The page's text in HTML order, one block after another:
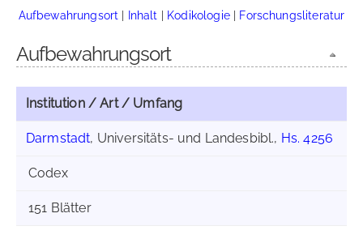
Aufbewahrungsort | Inhalt | Kodikologie| Forschungsliteratur
Aufbewahrungsort
Institution / Art / Umfang
Darmstadt, Universitäts- und Landesbibl., Hs. 4256
Codex
151 Blätter